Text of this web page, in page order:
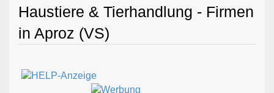
Haustiere & Tierhandlung - Firmen
in Aproz (VS)